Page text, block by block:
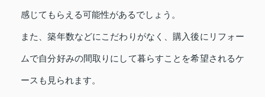
感じてもらえる可能性があるでしょう。
また、築年数などにこだわりがなく、購入後にリフォー
ムで自分好みの間取りにして暮らすことを希望されるケ
ースも見られます。